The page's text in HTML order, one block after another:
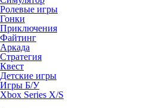
Ролевые игры
Гонки
Приключения
Файтинг
Аркада
Стратегия
Квест
Детские игры
Игры Б/У
Xbox Series X/S